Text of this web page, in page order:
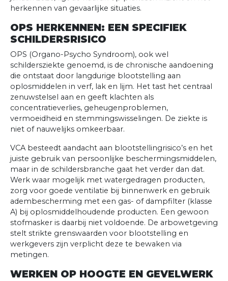
herkennen van gevaarlijke situaties.
OPS HERKENNEN: EEN SPECIFIEK
SCHILDERSRISICO
OPS (Organo-Psycho Syndroom), ook wel
schildersziekte genoemd, is de chronische aandoening
die ontstaat door langdurige blootstelling aan
oplosmiddelen in verf, lak en lijm. Het tast het centraal
zenuwstelsel aan en geeft klachten als
concentratieverlies, geheugenproblemen,
vermoeidheid en stemmingswisselingen. De ziekte is
niet of nauwelijks omkeerbaar.
VCA besteedt aandacht aan blootstellingrisico’s en het
juiste gebruik van persoonlijke beschermingsmiddelen,
maar in de schildersbranche gaat het verder dan dat.
Werk waar mogelijk met watergedragen producten,
zorg voor goede ventilatie bij binnenwerk en gebruik
adembescherming met een gas- of dampfilter (klasse
A) bij oplosmiddelhoudende producten. Een gewoon
stofmasker is daarbij niet voldoende. De arbowetgeving
stelt strikte grenswaarden voor blootstelling en
werkgevers zijn verplicht deze te bewaken via
metingen.
WERKEN OP HOOGTE EN GEVELWERK